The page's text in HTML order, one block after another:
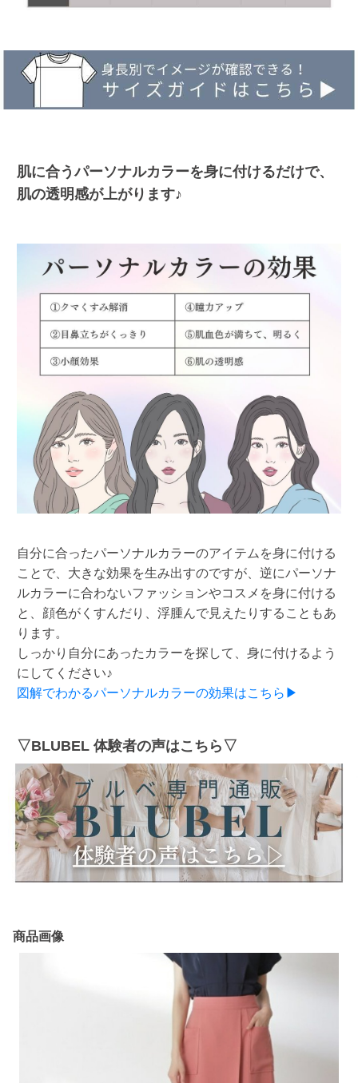
肌に合うパーソナルカラーを身に付けるだけで、
肌の透明感が上がります♪
自分に合ったパーソナルカラーのアイテムを身に付ける
ことで、大きな効果を生み出すのですが、逆にパーソナ
ルカラーに合わないファッションやコスメを身に付ける
と、顔色がくすんだり、浮腫んで見えたりすることもあ
ります。
しっかり自分にあったカラーを探して、身に付けるよう
にしてください♪
図解でわかるパーソナルカラーの効果はこちら▶
▽BLUBEL 体験者の声はこちら▽
商品画像